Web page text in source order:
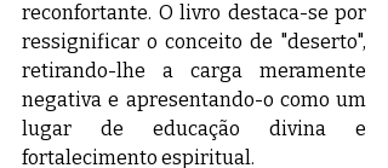
reconfortante. O livro destaca-se por
ressignificar o conceito de "deserto",
retirando-lhe a carga meramente
negativa e apresentando-o como um
lugar de educação divina e
fortalecimento espiritual.